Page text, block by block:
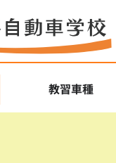
教習車種